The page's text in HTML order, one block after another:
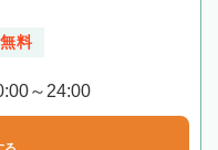
料
～24:00
る